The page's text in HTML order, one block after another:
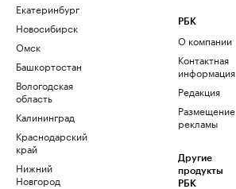
Екатеринбург
Новосибирск
Омск
Башкортостан
Вологодская
область
Калининград
Краснодарский
край
Нижний
Новгород
РБК
О компании
Контактная
информация
Редакция
Размещение
рекламы
Другие
продукты
РБК